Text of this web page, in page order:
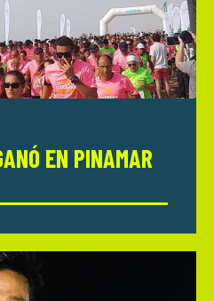
EN PINAMAR